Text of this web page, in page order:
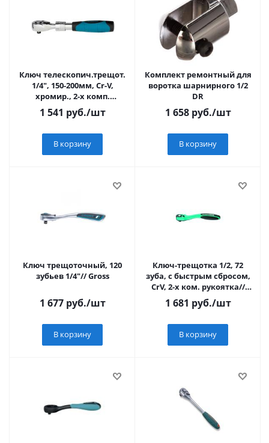
Ключ телескопич.трещот.
1/4", 150-200мм, Cr-V,
хромир., 2-х комп.
рукоятка // Gross
1 541 руб./шт
В корзину
Комплект ремонтный для
воротка шарнирного 1/2
DR
1 658руб./шт
В корзину
Ключ трещоточный, 120
зубьев 1/4"// Gross
1 677руб./шт
В корзину
Ключ-трещотка 1/2, 72
зуба, с быстрым сбросом,
CrV, 2-х ком. рукоятка//
Stels
1 681 руб./шт
В корзину